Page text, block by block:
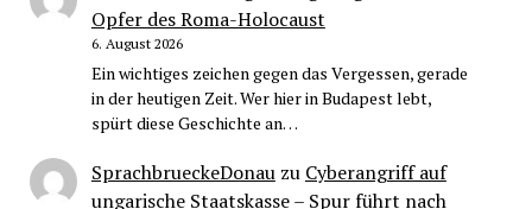
Opfer des Roma-Holocaust
6. August 2026
Ein wichtiges zeichen gegen das Vergessen, gerade
in der heutigen Zeit. Wer hier in Budapest lebt,
spürt diese Geschichte an…
SprachbrueckeDonauzu Cyberangriff auf
ungarische Staatskasse – Spur führt nach